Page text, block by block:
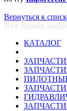
Вернуться к
КАТАЛОГ
ЗАПЧАСТИ